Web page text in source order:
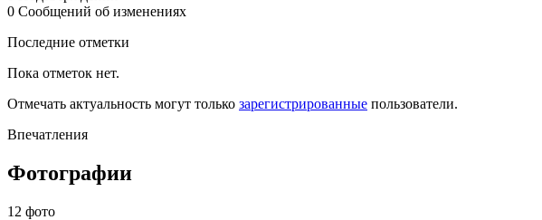
0 Сообщений об изменениях
Последние отметки
Пока отметок нет.
Отмечать актуальность могут только зарегистрированные пользователи.
Впечатления
Фотографии
12 фото